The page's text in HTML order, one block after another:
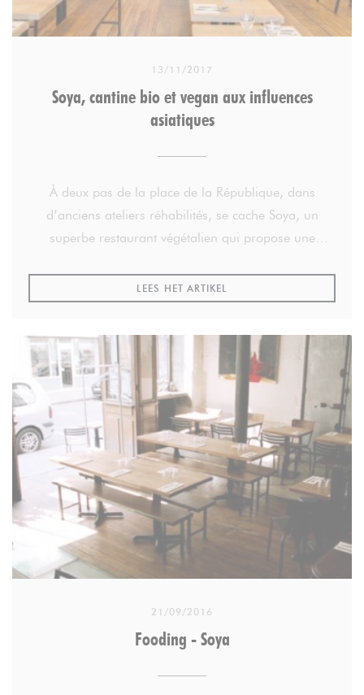
13/11/2017
Soya, cantine bio et vegan aux influences
asiatiques
À deux pas de la place de la République, dans
d’anciens ateliers réhabilités, se cache Soya, un
superbe restaurant végétalien qui propose une
Une cuisine saine, végétale et biologique
Depuis longtemps, Christel Dhuit s’intéresse à
l’alimentation végétale et biologique. Élevée à la
campagne, dans le Loiret, elle garde en mémoire
les bons légumes du potager familial. Après avoir
vécu pendant huit ans en Nouvelle-Zélande où elle
découvre une autre manière de cuisiner, elle décide
d’ouvrir son propre restaurant à Paris. Elle rachète
et rénove d’anciens ateliers au charme indéniable,
dans le XIe arrondissement, et accueille ses
premiers clients à l’automne 2007. « Les débuts
furent particulièrement intenses mais, aujourd’hui,
proposer une carte très variée » explique la
LEES HET ARTIKEL
21/09/2016
Fooding - Soya